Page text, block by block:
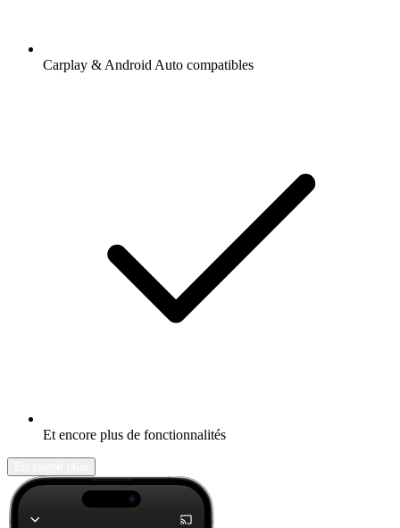
Carplay & Android Auto compatibles
Et encore plus de fonctionnalités